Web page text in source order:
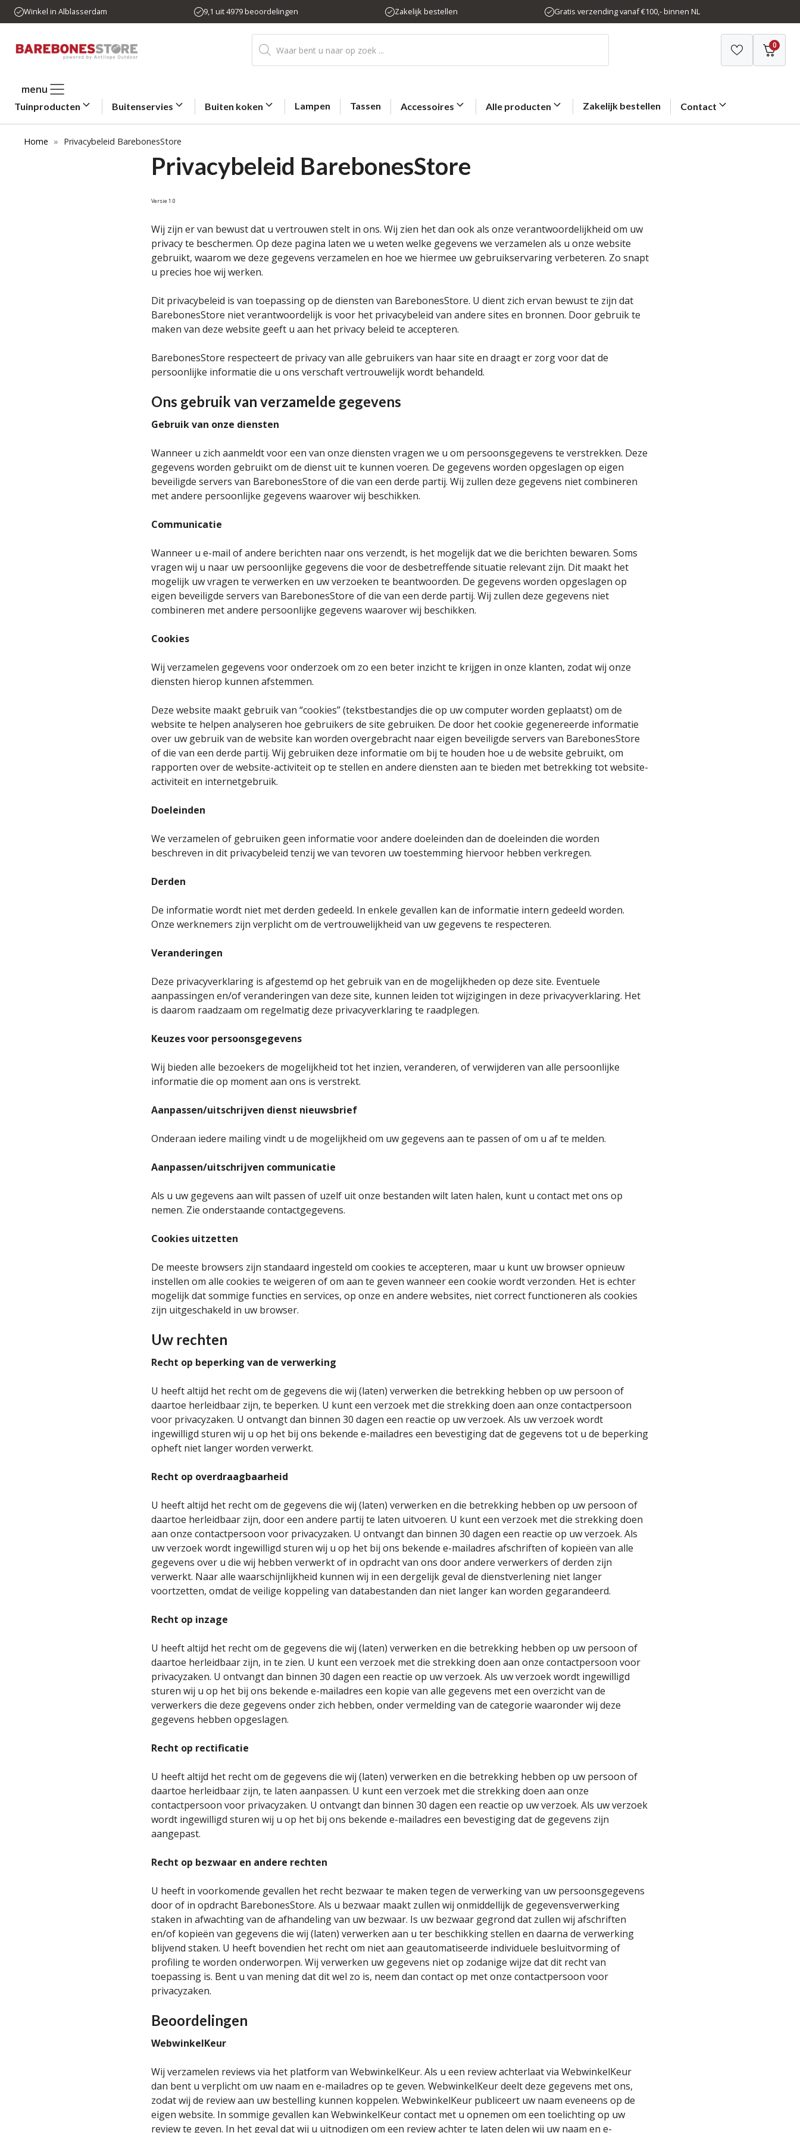
naar
inhoud
Winkel in Alblasserdam 9,1 uit 4979 beoordelingen Zakelijk bestellen Gratis verzending vanaf €100,- binnen NL
Producten
zoeken 0
menu
Tuinproducten Buitenservies Buiten koken Lampen Tassen Accessoires Alle producten Zakelijk bestellen Contact
Home » Privacybeleid BarebonesStore
Privacybeleid BarebonesStore
Versie 1.0
Wij zijn er van bewust dat u vertrouwen stelt in ons. Wij zien het dan ook als onze verantwoordelijkheid om uw
privacy te beschermen. Op deze pagina laten we u weten welke gegevens we verzamelen als u onze website
gebruikt, waarom we deze gegevens verzamelen en hoe we hiermee uw gebruikservaring verbeteren. Zo snapt
u precies hoe wij werken.
Dit privacybeleid is van toepassing op de diensten van BarebonesStore. U dient zich ervan bewust te zijn dat
BarebonesStore niet verantwoordelijk is voor het privacybeleid van andere sites en bronnen. Door gebruik te
maken van deze website geeft u aan het privacy beleid te accepteren.
BarebonesStore respecteert de privacy van alle gebruikers van haar site en draagt er zorg voor dat de
persoonlijke informatie die u ons verschaft vertrouwelijk wordt behandeld.
Ons gebruik van verzamelde gegevens
Gebruik van onze diensten
Wanneer u zich aanmeldt voor een van onze diensten vragen we u om persoonsgegevens te verstrekken. Deze
gegevens worden gebruikt om de dienst uit te kunnen voeren. De gegevens worden opgeslagen op eigen
beveiligde servers van BarebonesStore of die van een derde partij. Wij zullen deze gegevens niet combineren
met andere persoonlijke gegevens waarover wij beschikken.
Communicatie
Wanneer u e-mail of andere berichten naar ons verzendt, is het mogelijk dat we die berichten bewaren. Soms
vragen wij u naar uw persoonlijke gegevens die voor de desbetreffende situatie relevant zijn. Dit maakt het
mogelijk uw vragen te verwerken en uw verzoeken te beantwoorden. De gegevens worden opgeslagen op
eigen beveiligde servers van BarebonesStore of die van een derde partij. Wij zullen deze gegevens niet
combineren met andere persoonlijke gegevens waarover wij beschikken.
Cookies
Wij verzamelen gegevens voor onderzoek om zo een beter inzicht te krijgen in onze klanten, zodat wij onze
diensten hierop kunnen afstemmen.
Deze website maakt gebruik van “cookies” (tekstbestandjes die op uw computer worden geplaatst) om de
website te helpen analyseren hoe gebruikers de site gebruiken. De door het cookie gegenereerde informatie
over uw gebruik van de website kan worden overgebracht naar eigen beveiligde servers van BarebonesStore
of die van een derde partij. Wij gebruiken deze informatie om bij te houden hoe u de website gebruikt, om
rapporten over de website-activiteit op te stellen en andere diensten aan te bieden met betrekking tot website-
activiteit en internetgebruik.
Doeleinden
We verzamelen of gebruiken geen informatie voor andere doeleinden dan de doeleinden die worden
beschreven in dit privacybeleid tenzij we van tevoren uw toestemming hiervoor hebben verkregen.
Derden
De informatie wordt niet met derden gedeeld. In enkele gevallen kan de informatie intern gedeeld worden.
Onze werknemers zijn verplicht om de vertrouwelijkheid van uw gegevens te respecteren.
Veranderingen
Deze privacyverklaring is afgestemd op het gebruik van en de mogelijkheden op deze site. Eventuele
aanpassingen en/of veranderingen van deze site, kunnen leiden tot wijzigingen in deze privacyverklaring. Het
is daarom raadzaam om regelmatig deze privacyverklaring te raadplegen.
Keuzes voor persoonsgegevens
Wij bieden alle bezoekers de mogelijkheid tot het inzien, veranderen, of verwijderen van alle persoonlijke
informatie die op moment aan ons is verstrekt.
Aanpassen/uitschrijven dienst nieuwsbrief
Onderaan iedere mailing vindt u de mogelijkheid om uw gegevens aan te passen of om u af te melden.
Aanpassen/uitschrijven communicatie
Als u uw gegevens aan wilt passen of uzelf uit onze bestanden wilt laten halen, kunt u contact met ons op
nemen. Zie onderstaande contactgegevens.
Cookies uitzetten
De meeste browsers zijn standaard ingesteld om cookies te accepteren, maar u kunt uw browser opnieuw
instellen om alle cookies te weigeren of om aan te geven wanneer een cookie wordt verzonden. Het is echter
mogelijk dat sommige functies en services, op onze en andere websites, niet correct functioneren als cookies
zijn uitgeschakeld in uw browser.
Uw rechten
Recht op beperking van de verwerking
U heeft altijd het recht om de gegevens die wij (laten) verwerken die betrekking hebben op uw persoon of
daartoe herleidbaar zijn, te beperken. U kunt een verzoek met die strekking doen aan onze contactpersoon
voor privacyzaken. U ontvangt dan binnen 30 dagen een reactie op uw verzoek. Als uw verzoek wordt
ingewilligd sturen wij u op het bij ons bekende e-mailadres een bevestiging dat de gegevens tot u de beperking
opheft niet langer worden verwerkt.
Recht op overdraagbaarheid
U heeft altijd het recht om de gegevens die wij (laten) verwerken en die betrekking hebben op uw persoon of
daartoe herleidbaar zijn, door een andere partij te laten uitvoeren. U kunt een verzoek met die strekking doen
aan onze contactpersoon voor privacyzaken. U ontvangt dan binnen 30 dagen een reactie op uw verzoek. Als
uw verzoek wordt ingewilligd sturen wij u op het bij ons bekende e-mailadres afschriften of kopieën van alle
gegevens over u die wij hebben verwerkt of in opdracht van ons door andere verwerkers of derden zijn
verwerkt. Naar alle waarschijnlijkheid kunnen wij in een dergelijk geval de dienstverlening niet langer
voortzetten, omdat de veilige koppeling van databestanden dan niet langer kan worden gegarandeerd.
Recht op inzage
U heeft altijd het recht om de gegevens die wij (laten) verwerken en die betrekking hebben op uw persoon of
daartoe herleidbaar zijn, in te zien. U kunt een verzoek met die strekking doen aan onze contactpersoon voor
privacyzaken. U ontvangt dan binnen 30 dagen een reactie op uw verzoek. Als uw verzoek wordt ingewilligd
sturen wij u op het bij ons bekende e-mailadres een kopie van alle gegevens met een overzicht van de
verwerkers die deze gegevens onder zich hebben, onder vermelding van de categorie waaronder wij deze
gegevens hebben opgeslagen.
Recht op rectificatie
U heeft altijd het recht om de gegevens die wij (laten) verwerken en die betrekking hebben op uw persoon of
daartoe herleidbaar zijn, te laten aanpassen. U kunt een verzoek met die strekking doen aan onze
contactpersoon voor privacyzaken. U ontvangt dan binnen 30 dagen een reactie op uw verzoek. Als uw verzoek
wordt ingewilligd sturen wij u op het bij ons bekende e-mailadres een bevestiging dat de gegevens zijn
aangepast.
Recht op bezwaar en andere rechten
U heeft in voorkomende gevallen het recht bezwaar te maken tegen de verwerking van uw persoonsgegevens
door of in opdracht BarebonesStore. Als u bezwaar maakt zullen wij onmiddellijk de gegevensverwerking
staken in afwachting van de afhandeling van uw bezwaar. Is uw bezwaar gegrond dat zullen wij afschriften
en/of kopieën van gegevens die wij (laten) verwerken aan u ter beschikking stellen en daarna de verwerking
blijvend staken. U heeft bovendien het recht om niet aan geautomatiseerde individuele besluitvorming of
profiling te worden onderworpen. Wij verwerken uw gegevens niet op zodanige wijze dat dit recht van
toepassing is. Bent u van mening dat dit wel zo is, neem dan contact op met onze contactpersoon voor
privacyzaken.
Beoordelingen
WebwinkelKeur
Wij verzamelen reviews via het platform van WebwinkelKeur. Als u een review achterlaat via WebwinkelKeur
dan bent u verplicht om uw naam en e-mailadres op te geven. WebwinkelKeur deelt deze gegevens met ons,
zodat wij de review aan uw bestelling kunnen koppelen. WebwinkelKeur publiceert uw naam eveneens op de
eigen website. In sommige gevallen kan WebwinkelKeur contact met u opnemen om een toelichting op uw
review te geven. In het geval dat wij u uitnodigen om een review achter te laten delen wij uw naam en e-